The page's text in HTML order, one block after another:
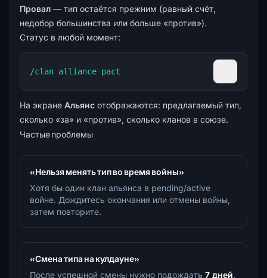
Провал — тип остаётся прежним (равный счёт,
недобор большинства или больше «против»).
Статус в любой момент:
/clan alliance pact
На экране Альянс отображаются: предлагаемый тип,
сколько «за» и «против», сколько кланов в союзе.
Частые проблемы
«Нельзя менять тип во время войны»
Хотя бы один клан альянса в pending/active
войне. Дождитесь окончания или отмены войны,
затем повторите.
«Смена типа на кулдауне»
После успешной смены нужно подождать 7 дней.